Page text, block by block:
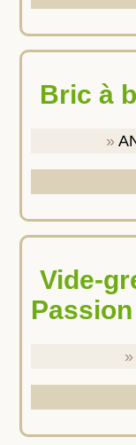
Bric à
Vide-greniers de Tracto-
Passion